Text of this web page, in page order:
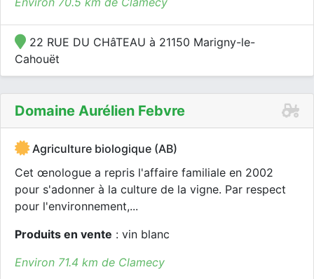
22 RUE DU CHâTEAU à 21150 Marigny-le-
Cahouët
Domaine Aurélien Febvre
Agriculture biologique (AB)
Cet œnologue a repris l'affaire familiale en 2002
pour s'adonner à la culture de la vigne. Par respect
pour l'environnement,...
Produits en vente : vin blanc
Environ 71.4 km de Clamecy